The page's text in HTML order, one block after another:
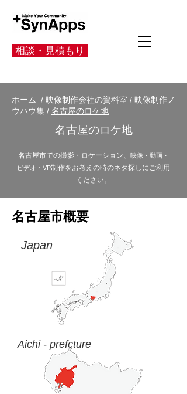
相談・見積もり
ホーム / 映像制作会社の資料室 / 映像制作ノ
ウハウ集 / 名古屋のロケ地
名古屋のロケ地
名古屋市での撮影・ロケーション、
映像・動画・
ビデオ・VP制作をお考えの時のネタ探しにご利用
ください。
名古屋市概要
Japan
Aichi - prefcture